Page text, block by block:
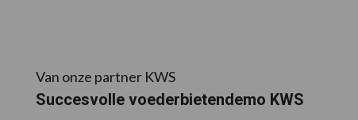
Van onze partner KWS
Succesvolle voederbietendemo KWS